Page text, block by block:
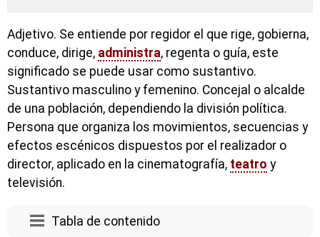
Adjetivo. Se entiende por regidor el que rige, gobierna,
conduce, dirige, administra, regenta o guía, este
significado se puede usar como sustantivo.
Sustantivo masculino y femenino. Concejal o alcalde
de una población, dependiendo la división política.
Persona que organiza los movimientos, secuencias y
efectos escénicos dispuestos por el realizador o
director, aplicado en la cinematografía, teatro y
televisión.
Tabla de contenido